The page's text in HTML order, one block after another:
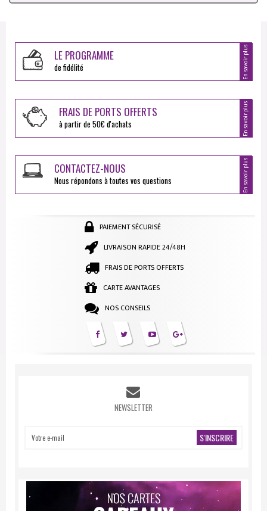
LE PROGRAMME
de fidélité En savoir plus
FRAIS DE PORTS OFFERTS
à partir de 50€ d'achats En savoir plus
CONTACTEZ-NOUS
Nous répondons à toutes vos questions En savoir plus
PAIEMENT SÉCURISÉ
LIVRAISON RAPIDE 24/48H
FRAIS DE PORTS OFFERTS
CARTE AVANTAGES
NOS CONSEILS
NEWSLETTER
S'INSCRIRE